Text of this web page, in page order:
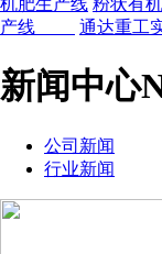
机肥生产线 粉状有
产线
通达重工
新闻中心
公司新闻
行业新闻